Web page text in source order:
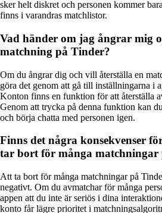
sker helt diskret och personen kommer
finns i varandras matchlistor.
Vad händer om jag ångrar mig
matchning på Tinder?
Om du ångrar dig och vill återställa en
göra det genom att gå till inställningarna i
Konton finns en funktion för att återställa
Genom att trycka på denna funktion kan
och börja chatta med personen igen.
Finns det några konsekvenser
tar bort för många matchningar
Att ta bort för många matchningar på
negativt. Om du avmatchar för många
appen att du inte är seriös i dina
konto får lägre prioritet i